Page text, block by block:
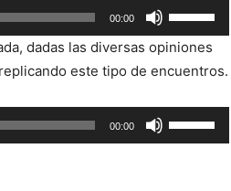
00:00
las
teclas
de
flecha
arriba/abajo
dadas las diversas opiniones
este tipo de encuentros.
00:00
las